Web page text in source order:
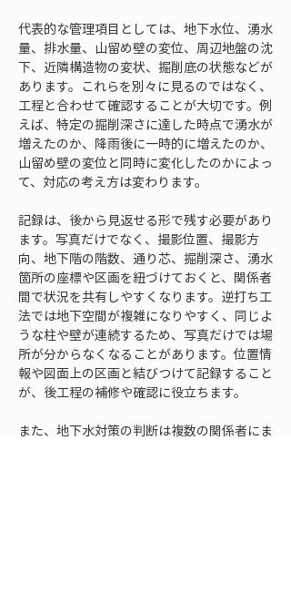
代表的な管理項目としては、地下水位、湧水
量、排水量、山留め壁の変位、周辺地盤の沈
下、近隣構造物の変状、掘削底の状態などが
あります。これらを別々に見るのではなく、
工程と合わせて確認することが大切です。例
えば、特定の掘削深さに達した時点で湧水が
増えたのか、降雨後に一時的に増えたのか、
山留め壁の変位と同時に変化したのかによっ
て、対応の考え方は変わります。
記録は、後から見返せる形で残す必要があり
ます。写真だけでなく、撮影位置、撮影方
向、地下階の階数、通り芯、掘削深さ、湧水
箇所の座標や区画を紐づけておくと、関係者
間で状況を共有しやすくなります。逆打ち工
法では地下空間が複雑になりやすく、同じよ
うな柱や壁が連続するため、写真だけでは場
所が分からなくなることがあります。位置情
報や図面上の区画と結びつけて記録すること
が、後工程の補修や確認に役立ちます。
また、地下水対策の判断は複数の関係者にま